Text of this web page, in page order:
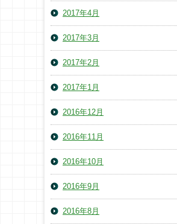
2017年4月
2017年3月
2017年2月
2017年1月
2016年12月
2016年11月
2016年10月
2016年9月
2016年8月